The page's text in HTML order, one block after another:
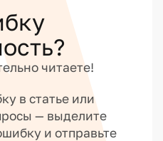
читаете!
в статье или
— выделите
и отправьте